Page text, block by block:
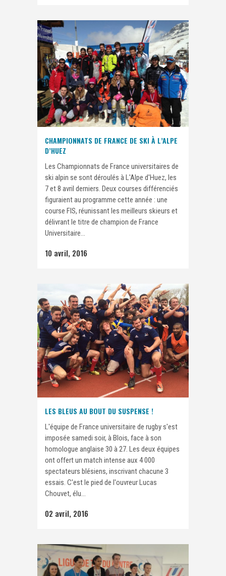
CHAMPIONNATS DE FRANCE DE SKI À L’ALPE
D’HUEZ
Les Championnats de France universitaires de
ski alpin se sont déroulés à L'Alpe d'Huez, les
7 et 8 avril derniers. Deux courses différenciés
figuraient au programme cette année : une
course FIS, réunissant les meilleurs skieurs et
délivrant le titre de champion de France
Universitaire...
10 avril, 2016
LES BLEUS AU BOUT DU SUSPENSE !
L'équipe de France universitaire de rugby s'est
imposée samedi soir, à Blois, face à son
homologue anglaise 30 à 27. Les deux équipes
ont offert un match intense aux 4 000
spectateurs blésiens, inscrivant chacune 3
essais. C'est le pied de l'ouvreur Lucas
Chouvet, élu...
02 avril, 2016